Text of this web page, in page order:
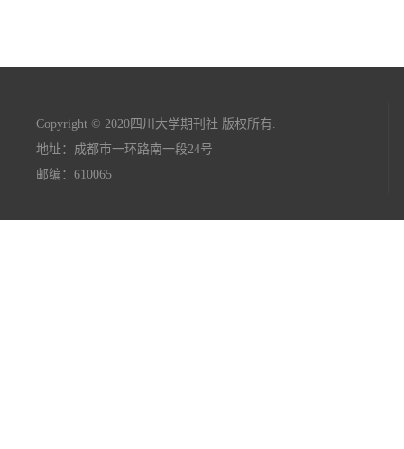
Copyright © 2020四川大学期刊社 版权所有.
地址：成都市一环路南一段24号
邮编：610065